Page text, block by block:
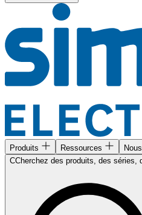
Produits Ressources
CCherchez des produits, des séries,